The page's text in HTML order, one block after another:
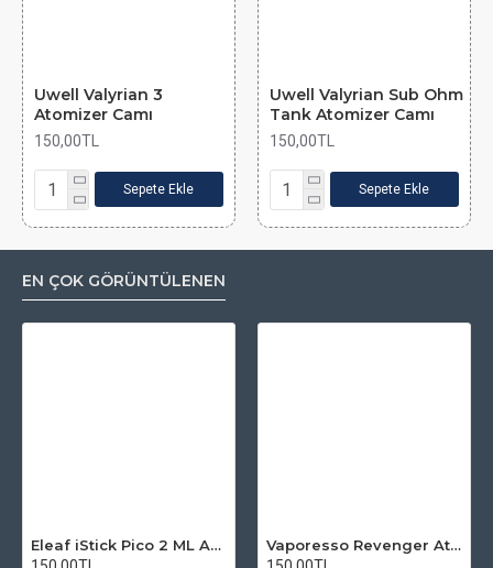
Uwell Valyrian 3
Atomizer Camı
150,00TL
Sepete Ekle
Uwell Valyrian Sub Ohm
Tank Atomizer Camı
150,00TL
Sepete Ekle
EN ÇOK GÖRÜNTÜLENEN
Eleaf iStick Pico 2 ML Atomizer Camı
Vaporesso Revenger Atomizer Camı